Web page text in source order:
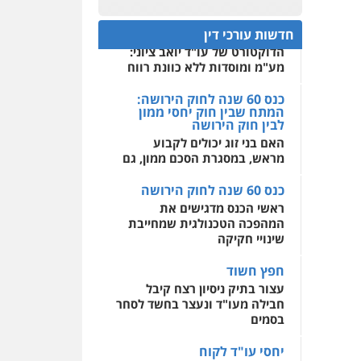
ומעצרים סייבר ניהול
משברים פליליים
0506355388
עו"ד דרוויש נאשף
פלילי פשיעה חמורה
אדם
0527448141
חליל ביאדי – משרד
עורכי דין
פלילי דיני תעבורה מעצרים
וחקירות
אסירים
0509636895
עו"ד איהאב זבידאת
0522508109
אחסון אתרים
מהירות הגנה גיבוי
לעורכי דין
מרכז התחלה חדשה
אסירים עבירות מין
דין
0544500346
חדשות עורכי דין
תנו וקחו
הדוקטורט של עו"ד יואב ציוני:
מע"מ ומוסדות ללא כוונת רווח
כנס 60 שנה לחוק הירושה:
המתח שבין חוק יחסי ממון
לבין חוק הירושה
האם בני זוג יכולים לקבוע
מראש, במסגרת הסכם ממון, גם
כנס 60 שנה לחוק הירושה
ראשי הכנס מדגישים את
המהפכה הטכנולגית שמחייבת
שינויי חקיקה
חפץ חשוד
עצור בתיק ניסיון רצח קיבל
חבילה מעו"ד ונעצר בחשד לסחר
בסמים
יחסי עו"ד לקוח